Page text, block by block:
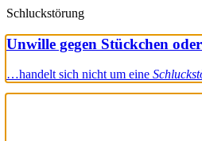
Schluckstörung
Unwille gegen Stückchen
…handelt sich nicht um eine